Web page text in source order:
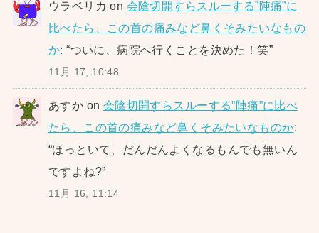
ウラベリカ on 会陰切開すらスルーする”陣痛”に
比べたら、この首の痛みなど鼻くそみたいなもの
か: “ついに、病院へ行くことを決めた！笑”
11月 17, 10:48
あすか on 会陰切開すらスルーする”陣痛”に比べ
たら、この首の痛みなど鼻くそみたいなものか:
“ほっといて、だんだんよくなるもんでも無いん
ですよね?”
11月 16, 11:14